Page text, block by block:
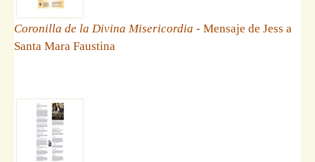
Coronilla de la Divina Misericordia - Mensaje de Jess a
Santa Mara Faustina